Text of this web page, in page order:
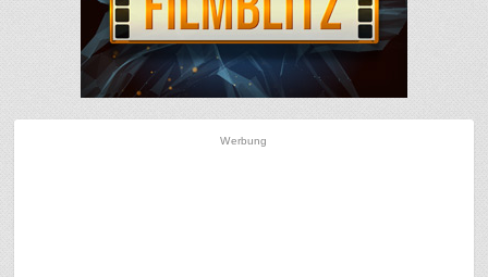
Werbung